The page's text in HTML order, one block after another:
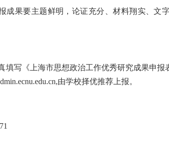
成果要主题鲜明，论证充分、材料翔实、文
写《上海市思想政治工作优秀研究成果申报
由学校择优推荐上报。